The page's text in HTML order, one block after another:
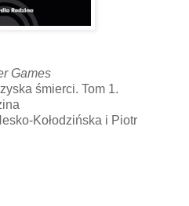
Games
śmierci. Tom 1.
Kołodzińska i Piotr